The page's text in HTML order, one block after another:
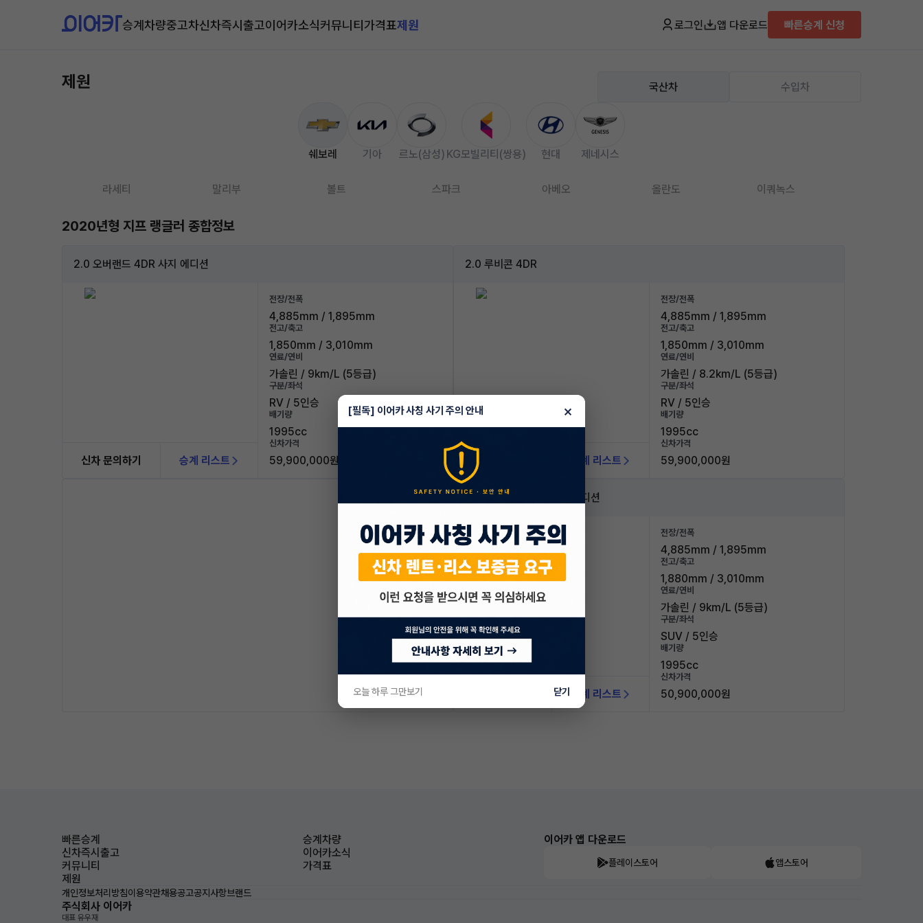
승계차량중고차신차즉시출고이어카소식커뮤니티가격표제원 로그인 앱 다운로드 빠른승계 신청
제원 국산차 수입차
쉐보레 기아 르노(삼성) KG모빌리티(쌍용) 현대 제네시스
라세티 말리부 볼트 스파크 아베오 올란도 이쿼녹스
2020년형 지프 랭글러 종합정보
2.0 오버랜드 4DR 사지 에디션
전장/전폭
4,885mm / 1,895mm
전고/축고
1,850mm / 3,010mm
연료/연비
가솔린 / 9km/L (5등급)
구분/좌석
RV / 5인승
배기량
1995cc
신차가격
59,900,000원
신차 문의하기 승계 리스트
2.0 루비콘 4DR
전장/전폭
4,885mm / 1,895mm
전고/축고
1,850mm / 3,010mm
연료/연비
가솔린 / 8.2km/L (5등급)
구분/좌석
RV / 5인승
배기량
1995cc
신차가격
59,900,000원
신차 문의하기 승계 리스트
2.0 스포츠 4DR 윌리스 에디션
전장/전폭
4,885mm / 1,895mm
전고/축고
1,880mm / 3,010mm
연료/연비
가솔린 / 9km/L (5등급)
구분/좌석
SUV / 5인승
배기량
1995cc
신차가격
50,900,000원
승계 리스트
빠른승계
승계차량
신차즉시출고
이어카소식
커뮤니티
가격표
제원
이어카 앱 다운로드
플레이스토어 앱스토어
개인정보처리방침이용약관채용공고공지사항브랜드
주식회사 이어카
대표 유우재
[필독] 이어카 사칭 사기 주의 안내 ×
오늘 하루 그만보기 닫기